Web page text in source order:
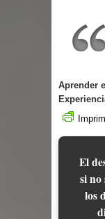
Aprender
El
si no
los